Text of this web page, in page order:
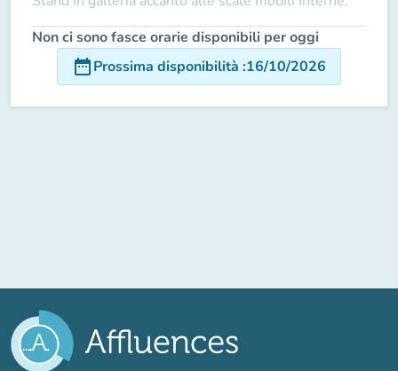
Non ci sono fasce orarie disponibili per oggi
date_rangeProssima disponibilità :16/10/2026